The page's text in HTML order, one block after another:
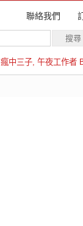
聯絡我們
瘋中三子, 午夜工作者